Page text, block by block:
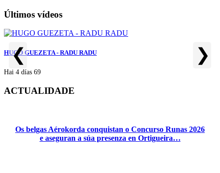
Últimos vídeos
HUGO GUEZETA - RADU RADU
Hai 4 días 69
❮ ❯
ACTUALIDADE
Os belgas Aérokorda conquistan o Concurso Runas 2026
e aseguran a súa presenza en Ortigueira…